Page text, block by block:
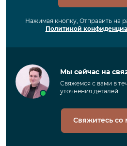
Нажимая кнопку, Отправить на
Политикой
Мы сейчас на
Свяжемся с вами в
уточнения деталей
Свяжитесь со